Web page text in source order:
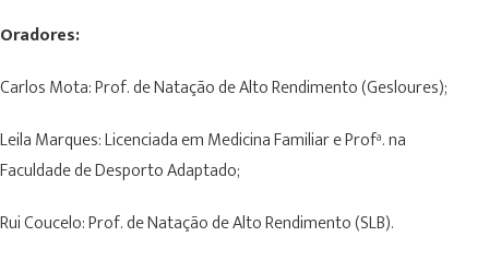
Oradores:
Carlos Mota: Prof. de Natação de Alto Rendimento (Gesloures);
Leila Marques: Licenciada em Medicina Familiar e Profª. na
Faculdade de Desporto Adaptado;
Rui Coucelo: Prof. de Natação de Alto Rendimento (SLB).